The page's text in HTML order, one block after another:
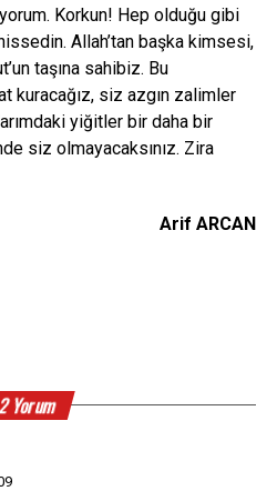
Korkun! Hep olduğu gibi
Allah’tan başka kimsesi,
taşına sahibiz. Bu
kuracağız, siz azgın zalimler
yiğitler bir daha bir
siz olmayacaksınız. Zira
Arif ARCAN
Yorum